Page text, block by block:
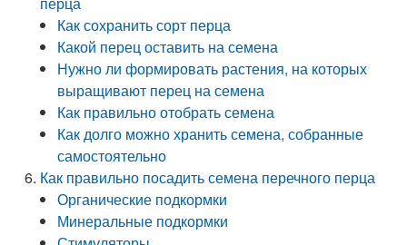
Как сохранить сорт перца
Какой перец оставить на семена
Нужно ли формировать растения, на которых
выращивают перец на семена
Как правильно отобрать семена
Как долго можно хранить семена, собранные
самостоятельно
Как правильно посадить семена перечного перца
Органические подкормки
Минеральные подкормки